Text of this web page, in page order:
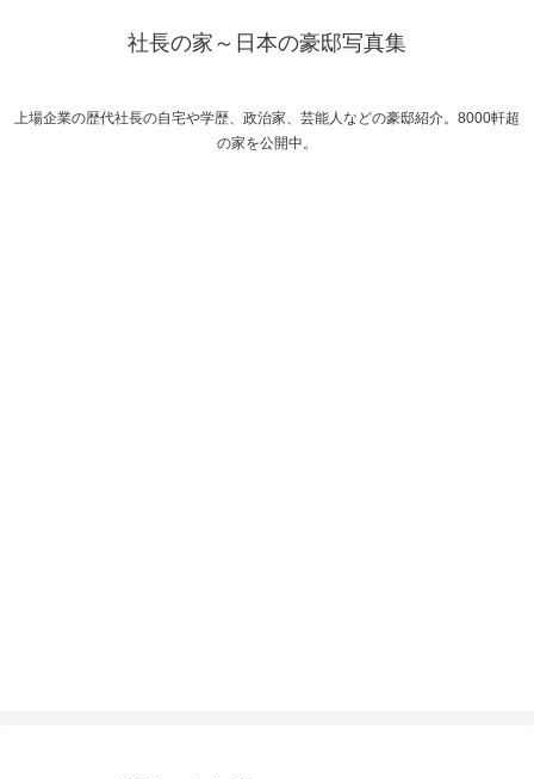
社長の家～日本の豪邸写真集
上場企業の歴代社長の自宅や学歴、政治家、芸能人などの豪邸紹介。8000軒超
の家を公開中。